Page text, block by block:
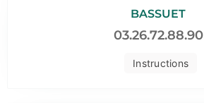
Instructions
BASSUET
03.26.72.88.90